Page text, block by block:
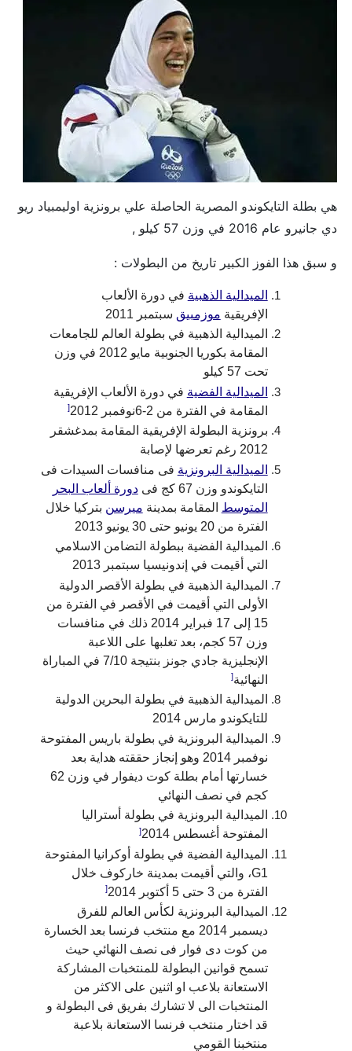
هي بطلة التايكوندو المصرية الحاصلة علي برونزية اوليمبياد ريو
دي جانيرو عام 2016 في وزن 57 كيلو ,
و سبق هذا الفوز الكبير تاريخ من البطولات :
الميدالية الذهبية في دورة الألعاب
الإفريقية موزمبيق سبتمبر 2011
الميدالية الذهبية في بطولة العالم للجامعات
المقامة بكوريا الجنوبية مايو 2012 في وزن
تحت 57 كيلو
الميدالية الفضية في دورة الألعاب الإفريقية
المقامة في الفترة من 2-6نوفمبر 2012
[
برونزية البطولة الإفريقية المقامة بمدغشقر
2012 رغم تعرضها لإصابة
الميدالية البرونزية فى منافسات السيدات فى
التايكوندو وزن 67 كج فى
دورة ألعاب البحر
المتوسط المقامة بمدينة ميرسن بتركيا خلال
الفترة من 20 يونيو حتى 30 يونيو 2013
الميدالية الفضية ببطولة التضامن الاسلامي
التي أقيمت في إندونيسيا سبتمبر 2013
الميدالية الذهبية في بطولة الأقصر الدولية
الأولى التي أقيمت في الأقصر في الفترة من
15 إلى 17 فبراير 2014 ذلك في منافسات
وزن 57 كجم، بعد تغلبها على اللاعبة
الإنجليزية جادي جونز بنتيجة 7/10 في المباراة
النهائية[
الميدالية الذهبية في بطولة البحرين الدولية
للتايكوندو مارس 2014
الميدالية البرونزية في بطولة باريس المفتوحة
نوفمبر 2014 وهو إنجاز حققته هداية بعد
خسارتها أمام بطلة كوت ديفوار في وزن 62
كجم في نصف النهائي
الميدالية البرونزية في بطولة أستراليا
المفتوحة أغسطس 2014
[
الميدالية الفضية في بطولة أوكرانيا المفتوحة
G1، والتي أقيمت بمدينة خاركوف خلال
الفترة من 3 حتى 5 أكتوبر 2014
[
الميدالية البرونزية لكأس العالم للفرق
ديسمبر 2014 مع منتخب فرنسا بعد الخسارة
من كوت دى فوار فى نصف النهائي حيث
تسمح قوانين البطولة للمنتخبات المشاركة
الاستعانة بلاعب او اثنين على الاكثر من
المنتخبات الى لا تشارك بفريق فى البطولة و
قد اختار منتخب فرنسا الاستعانة بلاعبة
منتخبنا القومي